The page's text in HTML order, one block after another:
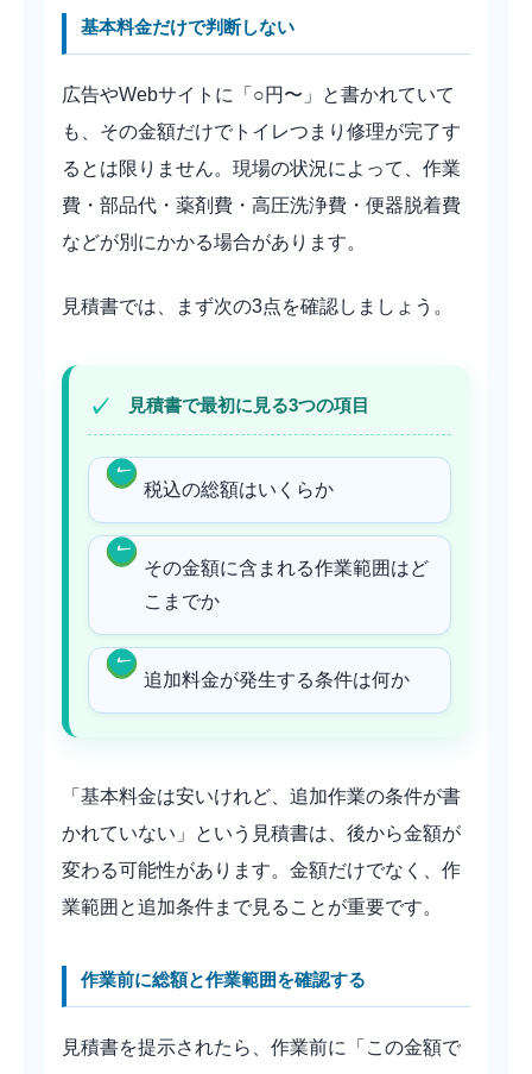
基本料金だけで判断しない
広告やWebサイトに「○円〜」と書かれていて
も、その金額だけでトイレつまり修理が完了す
るとは限りません。現場の状況によって、作業
費・部品代・薬剤費・高圧洗浄費・便器脱着費
などが別にかかる場合があります。
見積書では、まず次の3点を確認しましょう。
見積書で最初に見る3つの項目
税込の総額はいくらか
その金額に含まれる作業範囲はど
こまでか
追加料金が発生する条件は何か
「基本料金は安いけれど、追加作業の条件が書
かれていない」という見積書は、後から金額が
変わる可能性があります。金額だけでなく、作
業範囲と追加条件まで見ることが重要です。
作業前に総額と作業範囲を確認する
見積書を提示されたら、作業前に「この金額で